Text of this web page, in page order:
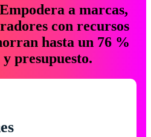
a marcas,
con recursos
hasta un 76 %
presupuesto.